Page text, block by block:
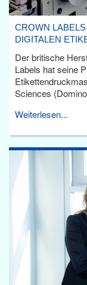
CROWN
DIGITALEN
Der britische
Labels hat seine
Sciences
Weiterlesen...